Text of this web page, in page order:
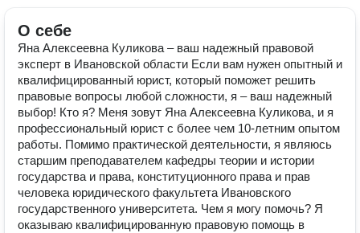
О себе
Яна Алексеевна Куликова – ваш надежный правовой
эксперт в Ивановской области Если вам нужен опытный и
квалифицированный юрист, который поможет решить
правовые вопросы любой сложности, я – ваш надежный
выбор! Кто я? Меня зовут Яна Алексеевна Куликова, и я
профессиональный юрист с более чем 10-летним опытом
работы. Помимо практической деятельности, я являюсь
старшим преподавателем кафедры теории и истории
государства и права, конституционного права и прав
человека юридического факультета Ивановского
государственного университета. Чем я могу помочь? Я
оказываю квалифицированную правовую помощь в